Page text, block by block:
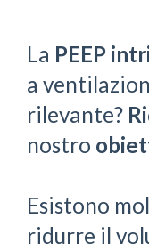
La PEEP
a
rilevante?
nostro
Esistono
ridurre il